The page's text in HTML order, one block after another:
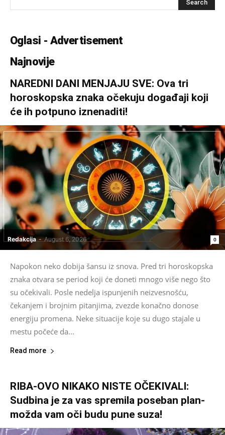
Oglasi - Advertisement
Najnovije
NAREDNI DANI MENJAJU SVE: Ova tri
horoskopska znaka očekuju događaji koji
će ih potpuno iznenaditi!
Redakcija - August 6, 2026 0
Napokon neko dobija šansu iz snova. Pred tri horoskopska
znaka otvara se period koji će doneti mnogo više nego što
su očekivali. Posle nedelja ispunjenih neizvesnošću,
čekanjem i brojnim pitanjima, zvezde konačno donose
energiju promena. Neke situacije koje su dugo stajale u
mestu počeće da...
Read more
RIBA-OVO NIKAKO NISTE OČEKIVALI:
Sudbina je za vas spremila poseban plan-
možda vam oči budu pune suza!